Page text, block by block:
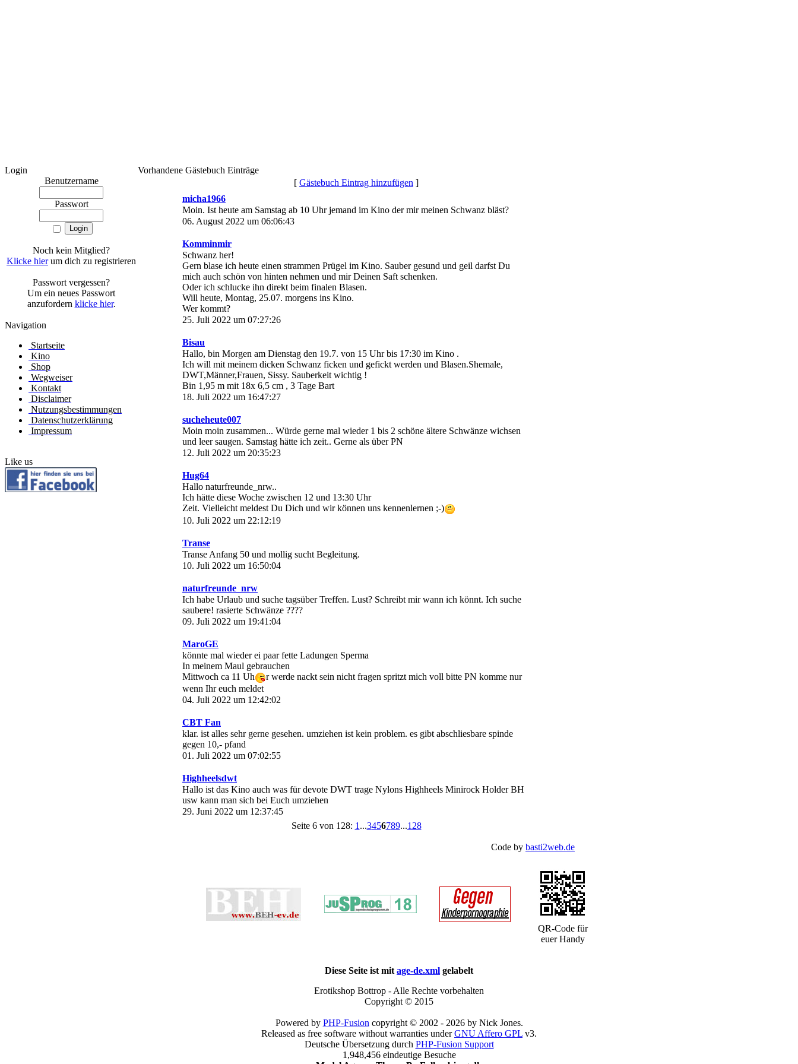
Login
Benutzername
Passwort
Noch kein Mitglied?
Klicke hierum dich zu registrieren
Passwort vergessen?
Um ein neues Passwort
anzufordern klicke hier.
Navigation
Startseite
Kino
Shop
Wegweiser
Kontakt
Disclaimer
Nutzungsbestimmungen
Datenschutzerklärung
Impressum
Like us
Vorhandene Gästebuch Einträge
[ Gästebuch Eintrag hinzufügen ]
micha1966
Moin. Ist heute am Samstag ab 10 Uhr jemand im Kino der mir meinen Schwanz bläst?
06. August 2022 um 06:06:43
Komminmir
Schwanz her!
Gern blase ich heute einen strammen Prügel im Kino. Sauber gesund und geil darfst Du
mich auch schön von hinten nehmen und mir Deinen Saft schenken.
Oder ich schlucke ihn direkt beim finalen Blasen.
Will heute, Montag, 25.07. morgens ins Kino.
Wer kommt?
25. Juli 2022 um 07:27:26
Bisau
Hallo, bin Morgen am Dienstag den 19.7. von 15 Uhr bis 17:30 im Kino .
Ich will mit meinem dicken Schwanz ficken und gefickt werden und Blasen.Shemale,
DWT,Männer,Frauen, Sissy. Sauberkeit wichtig !
Bin 1,95 m mit 18x 6,5 cm , 3 Tage Bart
18. Juli 2022 um 16:47:27
sucheheute007
Moin moin zusammen... Würde gerne mal wieder 1 bis 2 schöne ältere Schwänze wichsen
und leer saugen. Samstag hätte ich zeit.. Gerne als über PN
12. Juli 2022 um 20:35:23
Hug64
Hallo naturfreunde_nrw..
Ich hätte diese Woche zwischen 12 und 13:30 Uhr
Zeit. Vielleicht meldest Du Dich und wir können uns kennenlernen ;-)
10. Juli 2022 um 22:12:19
Transe
Transe Anfang 50 und mollig sucht Begleitung.
10. Juli 2022 um 16:50:04
naturfreunde_nrw
Ich habe Urlaub und suche tagsüber Treffen. Lust? Schreibt mir wann ich könnt. Ich suche
saubere! rasierte Schwänze ????
09. Juli 2022 um 19:41:04
MaroGE
könnte mal wieder ei paar fette Ladungen Sperma
In meinem Maul gebrauchen
Mittwoch ca 11 Uh
r werde nackt sein nicht fragen spritzt mich voll bitte PN komme nur
wenn Ihr euch meldet
04. Juli 2022 um 12:42:02
CBT Fan
klar. ist alles sehr gerne gesehen. umziehen ist kein problem. es gibt abschliesbare spinde
gegen 10,- pfand
01. Juli 2022 um 07:02:55
Highheelsdwt
Hallo ist das Kino auch was für devote DWT trage Nylons Highheels Minirock Holder BH
usw kann man sich bei Euch umziehen
29. Juni 2022 um 12:37:45
Seite 6 von 128: 1 ...3456789...128
Code by basti2web.de
QR-Code für
euer Handy
Diese Seite ist mit age-de.xml gelabelt
Erotikshop Bottrop - Alle Rechte vorbehalten
Copyright © 2015
Powered by PHP-Fusion copyright © 2002 - 2026 by Nick Jones.
Released as free software without warranties underGNU Affero GPL v3.
Deutsche Übersetzung durch PHP-Fusion Support
1,948,456 eindeutige Besuche